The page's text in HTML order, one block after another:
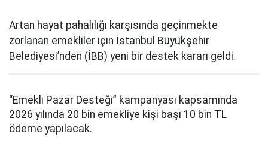
Artan hayat pahalılığı karşısında geçinmekte
zorlanan emekliler için İstanbul Büyükşehir
Belediyesi’nden (İBB) yeni bir destek kararı geldi.
“Emekli Pazar Desteği” kampanyası kapsamında
2026 yılında 20 bin emekliye kişi başı 10 bin TL
ödeme yapılacak.